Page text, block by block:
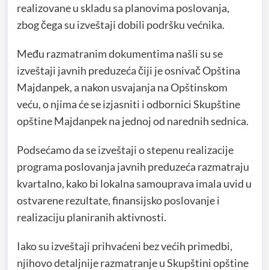
realizovane u skladu sa planovima poslovanja,
zbog čega su izveštaji dobili podršku većnika.
Među razmatranim dokumentima našli su se
izveštaji javnih preduzeća čiji je osnivač Opština
Majdanpek, a nakon usvajanja na Opštinskom
veću, o njima će se izjasniti i odbornici Skupštine
opštine Majdanpek na jednoj od narednih sednica.
Podsećamo da se izveštaji o stepenu realizacije
programa poslovanja javnih preduzeća razmatraju
kvartalno, kako bi lokalna samouprava imala uvid u
ostvarene rezultate, finansijsko poslovanje i
realizaciju planiranih aktivnosti.
Iako su izveštaji prihvaćeni bez većih primedbi,
njihovo detaljnije razmatranje u Skupštini opštine